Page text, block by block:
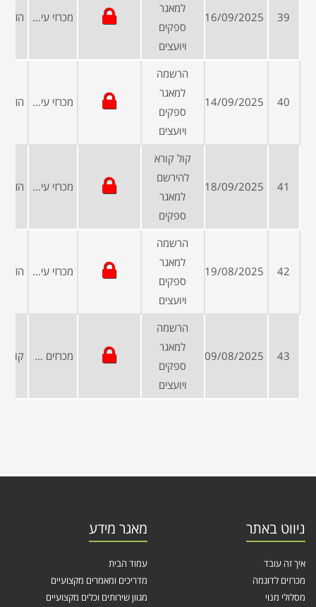
39
16/09/2025
למאגר
ספקים
ויועצים
מכרזי עיריות ומועצות
40
14/09/2025
הרשמה
למאגר
ספקים
ויועצים
מכרזי עיריות ומועצות
41
18/09/2025
קול קורא
להירשם
למאגר
ספקים
מכרזי עיריות ומועצות
42
19/08/2025
הרשמה
למאגר
ספקים
ויועצים
מכרזי עיריות ומועצות
43
09/08/2025
הרשמה
למאגר
ספקים
ויועצים
מכרזים פומביים
ניווט באתר
איך זה עובד
מכרזים לדוגמה
מסלולי מנוי
מאגר מידע
עמוד הבית
מדריכים ומאמרים מקצועיים
מגוון שירותים וכלים מקצועיים